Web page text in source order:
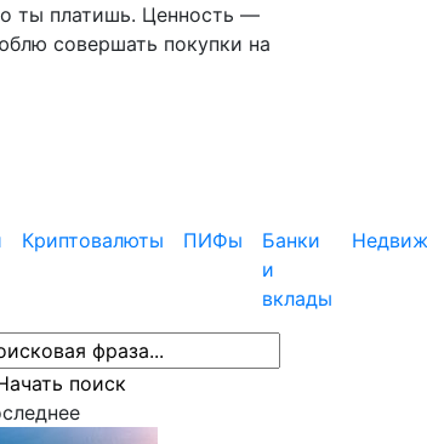
ты платишь. Ценность —
совершать покупки на
Криптовалюты ПИФы
Банки
и
вклады